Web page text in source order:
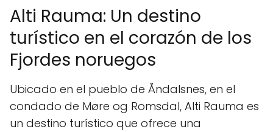
Alti Rauma: Un destino
turístico en el corazón de los
Fjordes noruegos
Ubicado en el pueblo de Åndalsnes, en el
condado de Møre og Romsdal, Alti Rauma es
un destino turístico que ofrece una